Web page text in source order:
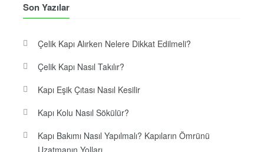
Son Yazılar
Çelik Kapı Alırken Nelere Dikkat Edilmeli?
Çelik Kapı Nasıl Takılır?
Kapı Eşik Çıtası Nasıl Kesilir
Kapı Kolu Nasıl Sökülür?
Kapı Bakımı Nasıl Yapılmalı? Kapıların Ömrünü